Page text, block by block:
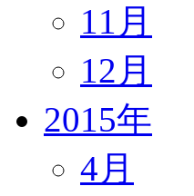
11月
12月
2015年
4月